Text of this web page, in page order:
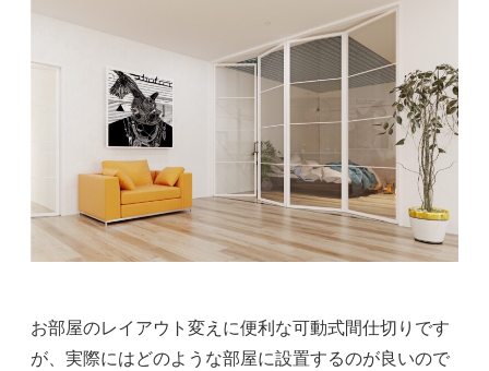
お部屋のレイアウト変えに便利な可動式間仕切りです
が、実際にはどのような部屋に設置するのが良いので